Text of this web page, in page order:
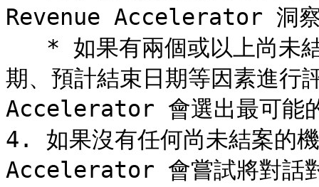
Revenue Accelerator 洞察
期、預計結束日期等因素進行
Accelerator 會選出最可能
4. 如果沒有任何尚未結案的
Accelerator 會嘗試將對話對